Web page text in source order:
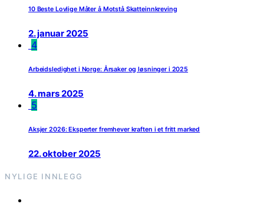
10 Beste Lovlige Måter å Motstå Skatteinnkreving
2. januar 2025
4
Arbeidsledighet i Norge: Årsaker og løsninger i 2025
4. mars 2025
5
Aksjer 2026: Eksperter fremhever kraften i et fritt marked
22. oktober 2025
NYLIGE INNLEGG